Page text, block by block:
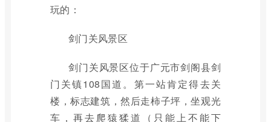
玩的：
剑门关风景区
剑门关风景区位于广元市剑阁县剑
门关镇108国道。第一站肯定得去关
楼，标志建筑，然后走柿子坪，坐观光
车，再去爬猿猱道（只能上不能下